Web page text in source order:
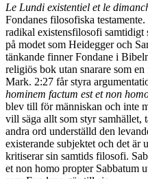
Le Lundi existentiel et le
Fondanes filosofiska
radikal existensfilosofi samtidigt
på modet som Heidegger och
tänkande finner Fondane i
religiös bok utan snarare som
Mark. 2:27 får styra
hominem factum est et non
blev till för människan och inte
vill säga allt som styr samhället,
andra ord underställd den
existerande subjektet och det är
kritiserar sin samtids filosofi.
et non homo propter Sabbatum